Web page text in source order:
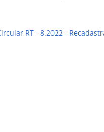
RT - 8.2022 -